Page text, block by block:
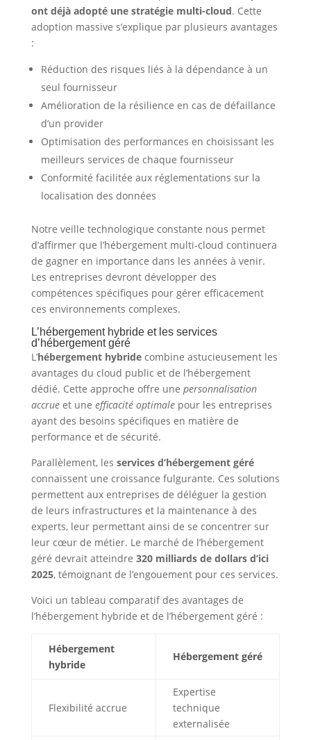
ont déjà adopté une stratégie multi-cloud. Cette
adoption massive s’explique par plusieurs avantages
:
Réduction des risques liés à la dépendance à un
seul fournisseur
Amélioration de la résilience en cas de défaillance
d’un provider
Optimisation des performances en choisissant les
meilleurs services de chaque fournisseur
Conformité facilitée aux réglementations sur la
localisation des données
Notre veille technologique constante nous permet
d’affirmer que l’hébergement multi-cloud continuera
de gagner en importance dans les années à venir.
Les entreprises devront développer des
compétences spécifiques pour gérer efficacement
ces environnements complexes.
L’hébergement hybride et les services
d’hébergement géré
L’hébergement hybridecombine astucieusement les
avantages du cloud public et de l’hébergement
dédié. Cette approche offre une personnalisation
accrueet une efficacité optimalepour les entreprises
ayant des besoins spécifiques en matière de
performance et de sécurité.
Parallèlement, les services d’hébergement géré
connaissent une croissance fulgurante. Ces solutions
permettent aux entreprises de déléguer la gestion
de leurs infrastructures et la maintenance à des
experts, leur permettant ainsi de se concentrer sur
leur cœur de métier. Le marché de l’hébergement
géré devrait atteindre 320 milliards de dollars d’ici
2025, témoignant de l’engouement pour ces services.
Voici un tableau comparatif des avantages de
l’hébergement hybride et de l’hébergement géré :
Hébergement
hybride
Hébergement géré
Flexibilité accrue
Expertise
technique
externalisée